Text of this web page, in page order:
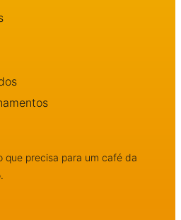
que precisa para um café da